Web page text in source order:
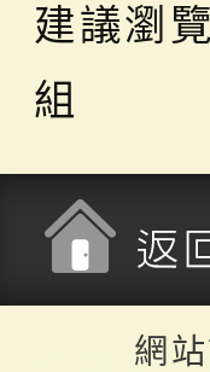
建議瀏
組
網